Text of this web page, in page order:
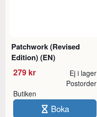
Patchwork (Revised
Edition) (EN)
279 kr Ej i lager
Butiken
Postorder
Boka